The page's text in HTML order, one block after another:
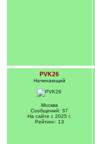
PVK26
Начинающий
Москва
Сообщений: 37
На сайте с 2025 г.
Рейтинг: 13